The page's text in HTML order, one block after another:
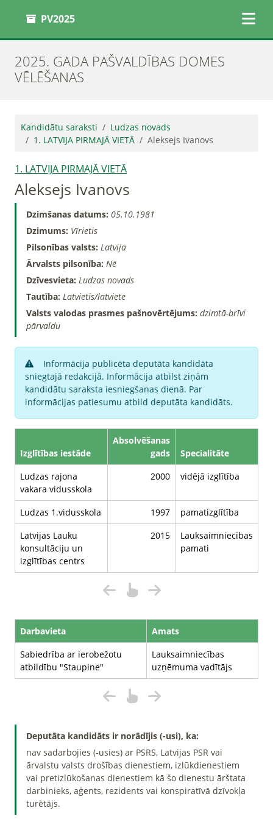
PV2025
2025. GADA PAŠVALDĪBAS DOMES
VĒLĒŠANAS
Kandidātu saraksti
Ludzas novads
1. LATVIJA PIRMAJĀ VIETĀ
Aleksejs Ivanovs
1. LATVIJA PIRMAJĀ VIETĀ
Aleksejs Ivanovs
Dzimšanas datums: 05.10.1981
Dzimums: Vīrietis
Pilsonības valsts: Latvija
Ārvalsts pilsonība: Nē
Dzīvesvieta: Ludzas novads
Tautība: Latvietis/latviete
Valsts valodas prasmes pašnovērtējums: dzimtā-brīvi
pārvaldu
Informācija publicēta deputāta kandidāta
sniegtajā redakcijā. Informācija atbilst ziņām
kandidātu saraksta iesniegšanas dienā. Par
informācijas patiesumu atbild deputāta kandidāts.
Izglītības iestāde
Absolvēšanas
gads
Specialitāte
Ludzas rajona
vakara vidusskola
2000 vidējā izglītība
Ludzas 1.vidusskola 1997
pamatizglītība
Latvijas Lauku
konsultāciju un
izglītības centrs
2015
Lauksaimniecības
pamati
Darbavieta
Amats
Sabiedrība ar ierobežotu
atbildību "Staupine"
Lauksaimniecības
uzņēmuma vadītājs
Deputāta kandidāts ir norādījis (-usi), ka:
nav sadarbojies (-usies) ar PSRS, Latvijas PSR vai
ārvalstu valsts drošības dienestiem, izlūkdienestiem
vai pretizlūkošanas dienestiem kā šo dienestu ārštata
darbinieks, aģents, rezidents vai konspiratīvā dzīvokļa
turētājs.